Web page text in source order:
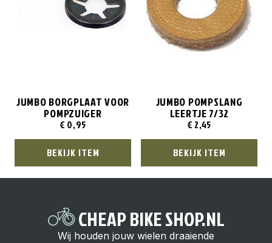
JUMBO BORGPLAAT VOOR
POMPZUIGER
€ 0,95
BEKIJK ITEM
JUMBO POMPSLANG
LEERTJE 7/32
€ 2,45
BEKIJK ITEM
CHEAP BIKE SHOP.NL
Wij houden jouw wielen draaiende